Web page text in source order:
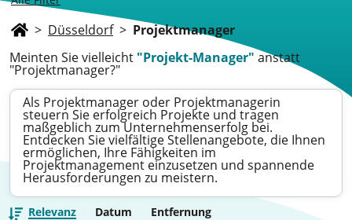
> Düsseldorf > Projektmanager
Meinten Sie vielleicht "Projekt-Manager" anstatt
"Projektmanager?"
Als Projektmanager oder Projektmanagerin
steuern Sie erfolgreich Projekte und tragen
maßgeblich zum Unternehmenserfolg bei.
Entdecken Sie vielfältige Stellenangebote, die Ihnen
ermöglichen, Ihre Fähigkeiten im
Projektmanagement einzusetzen und spannende
Herausforderungen zu meistern.
Relevanz Datum Entfernung